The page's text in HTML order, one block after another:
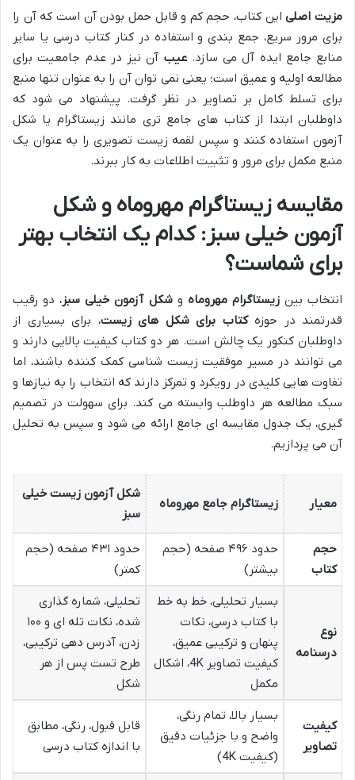
مزیت اصلیاین کتاب، حجم کم و قابل حمل بودن آن است که آن را
برای مرور سریع، جمع بندی و استفاده در کنار کتاب درسی یا سایر
منابع جامع ایده آل می سازد.عیب آن نیز در عدم جامعیت برای
مطالعه اولیه و عمیق است؛ یعنی نمی توان آن را به عنوان تنها منبع
برای تسلط کامل بر تصاویر در نظر گرفت. پیشنهاد می شود که
داوطلبان ابتدا از کتاب های جامع تری مانند زیستاگرام یا شکل
آزمون استفاده کنند و سپس لقمه زیست تصویری را به عنوان یک
منبع مکمل برای مرور و تثبیت اطلاعات به کار ببرند.
مقایسه زیستاگرام مهروماه و شکل
آزمون خیلی سبز: کدام یک انتخاب بهتر
برای شماست؟
انتخاب بینزیستاگرام مهروماه وشکل آزمون خیلی سبز، دو رقیب
قدرتمند در حوزهکتاب برای شکل های زیست، برای بسیاری از
داوطلبان کنکور یک چالش است. هر دو کتاب کیفیت بالایی دارند و
می توانند در مسیر موفقیت زیست شناسی کمک کننده باشند، اما
تفاوت هایی کلیدی در رویکرد و تمرکز دارند که انتخاب را به نیازها و
سبک مطالعه هر داوطلب وابسته می کند. برای سهولت در تصمیم
گیری، یک جدول مقایسه ای جامع ارائه می شود و سپس به تحلیل
آن می پردازیم.
معیار زیستاگرام جامع مهروماه
شکل آزمون زیست خیلی
سبز
حجم
کتاب
حدود ۴۹۶ صفحه (حجم
بیشتر)
حدود ۴۳۱ صفحه (حجم
کمتر)
نوع
درسنامه
بسیار تحلیلی، خط به خط
با کتاب درسی، نکات
پنهان و ترکیبی عمیق،
کیفیت تصاویر 4K، اشکال
مکمل
تحلیلی، شماره گذاری
شده، نکات تله ای و ۱۰۰
زدن، آدرس دهی ترکیبی،
طرح تست پس از هر
شکل
کیفیت
تصاویر
بسیار بالا، تمام رنگی،
واضح و با جزئیات دقیق
(کیفیت 4K)
قابل قبول، رنگی، مطابق
با اندازه کتاب درسی